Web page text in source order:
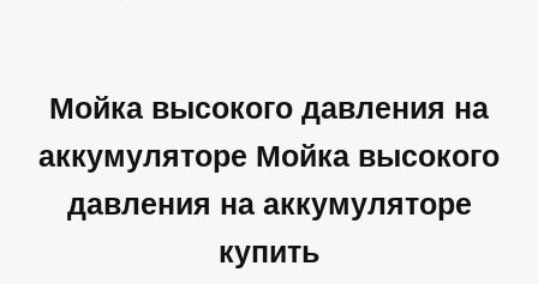
Мойка высокого давления на
аккумуляторе Мойка высокого
давления на аккумуляторе
купить